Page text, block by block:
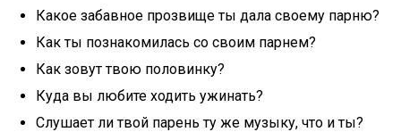
Какое забавное прозвище ты дала своему парню?
Как ты познакомилась со своим парнем?
Как зовут твою половинку?
Куда вы любите ходить ужинать?
Слушает ли твой парень ту же музыку, что и ты?